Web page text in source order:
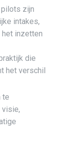
zijn
intakes,
inzetten
die
het verschil
te
visie,